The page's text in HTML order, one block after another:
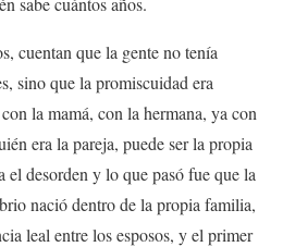
cuentan que la gente no tenía
sino que la promiscuidad era
la mamá, con la hermana, ya con
era la pareja, puede ser la propia
el desorden y lo que pasó fue que la
nació dentro de la propia familia,
leal entre los esposos, y el primer